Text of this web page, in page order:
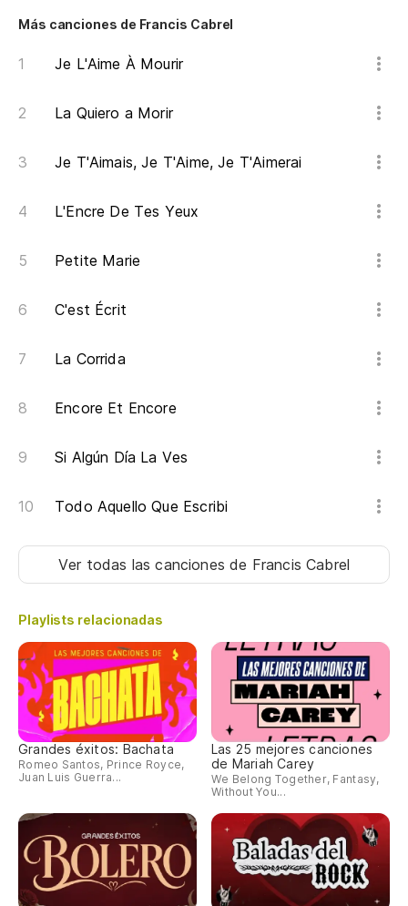
Más canciones de Francis Cabrel
Je L'Aime À Mourir
La Quiero a Morir
Je T'Aimais, Je T'Aime, Je T'Aimerai
L'Encre De Tes Yeux
Petite Marie
C'est Écrit
La Corrida
Encore Et Encore
Si Algún Día La Ves
Todo Aquello Que Escribi
Ver todas las cancionesde Francis Cabrel
Playlists relacionadas
Grandes éxitos: Bachata
Romeo Santos, Prince Royce,
Juan Luis Guerra...
Las 25 mejores canciones
de Mariah Carey
We Belong Together, Fantasy,
Without You...